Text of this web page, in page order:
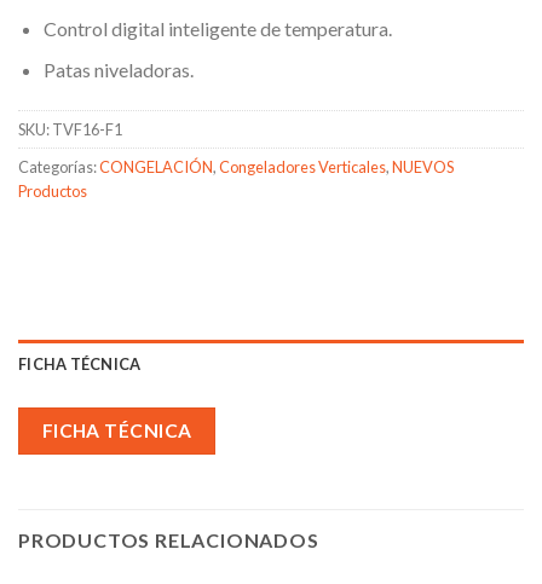
Control digital inteligente de temperatura.
Patas niveladoras.
SKU:TVF16-F1
Categorías:CONGELACIÓN,Congeladores Verticales,NUEVOS
Productos
FICHA TÉCNICA
FICHA TÉCNICA
PRODUCTOS RELACIONADOS